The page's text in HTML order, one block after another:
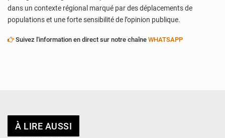
dans un contexte régional marqué par des déplacements de
populations et une forte sensibilité de l’opinion publique.
Suivez l'information en direct sur notre chaîne WHATSAPP
À LIRE AUSSI